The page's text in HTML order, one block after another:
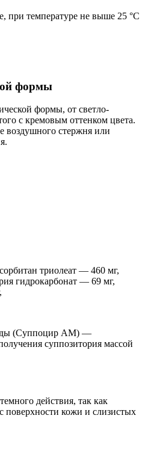
при температуре не выше 25 °C
формы
формы, от светло-
с кремовым оттенком цвета.
воздушного стержня или
триолеат — 460 мг,
гидрокарбонат — 69 мг,
(Суппоцир AM) —
суппозитория массой
действия, так как
поверхности кожи и слизистых